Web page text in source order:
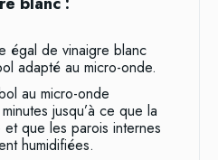
égal de vinaigre blanc
adapté au micro-onde.
au micro-onde
jusqu’à ce que la
que les parois internes
humidifiées.